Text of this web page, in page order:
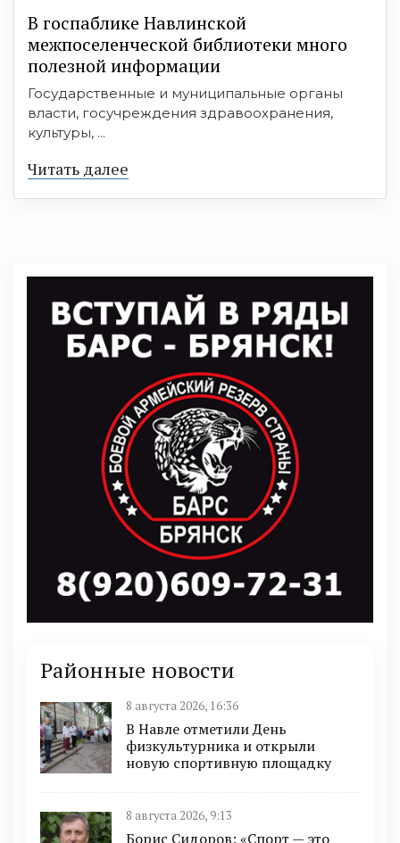
В госпаблике Навлинской
межпоселенческой библиотеки много
полезной информации
Государственные и муниципальные органы
власти, госучреждения здравоохранения,
культуры, ...
Читать далее
Районные новости
8 августа 2026, 16:36
В Навле отметили День
физкультурника и открыли
новую спортивную площадку
8 августа 2026, 9:13
Борис Сидоров: «Спорт — это